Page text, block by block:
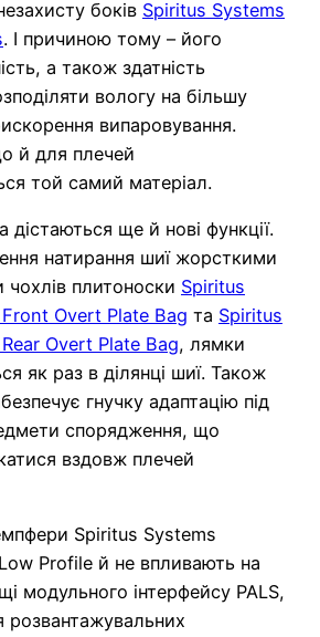
боків Spiritus Systems
. І причиною тому – його
а також здатність
вологу на більшу
випаровування.
й для плечей
той самий матеріал.
ще й нові функції.
натирання шиї жорсткими
плитоноски Spiritus
Overt Plate Bag та Spiritus
Overt Plate Bag, лямки
як раз в ділянці шиї. Також
гнучку адаптацію під
спорядження, що
вздовж плечей
Spiritus Systems
Profile й не впливають на
модульного інтерфейсу PALS,
розвантажувальних